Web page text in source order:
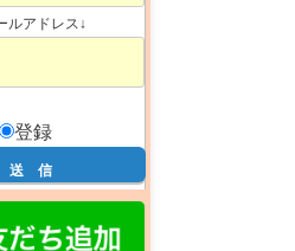
ルアドレス↓
登録